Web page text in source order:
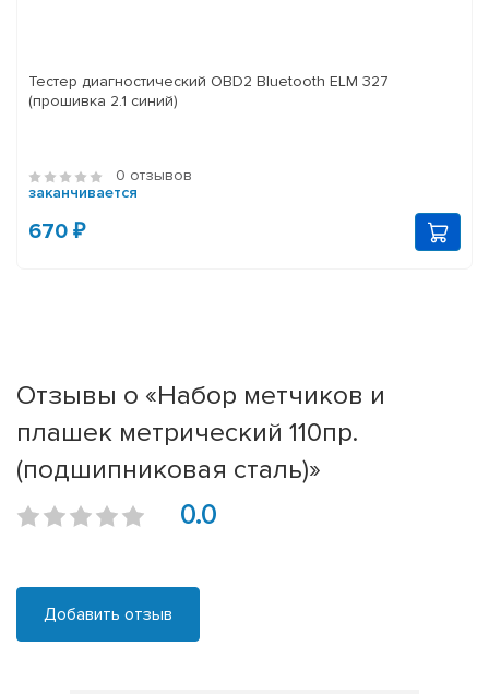
Тестер диагностический OBD2 Bluetooth ELM 327
(прошивка 2.1 синий)
0 отзывов
заканчивается
670 ₽
Отзывы о «Набор метчиков и
плашек метрический 110пр.
(подшипниковая сталь)»
0.0
Добавить отзыв